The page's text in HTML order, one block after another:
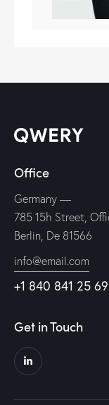
Office
Germany —
785 15h Street,
Berlin, De 81566
info@email.com
+1 840 841 25 69
Get in Touch